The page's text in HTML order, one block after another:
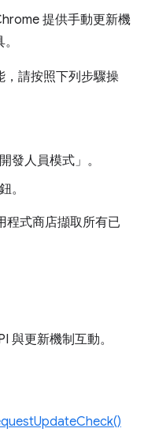
提供手動更新機
，請按照下列步驟操
發人員模式」 。
。
程式商店擷取所有已
與更新機制互動。